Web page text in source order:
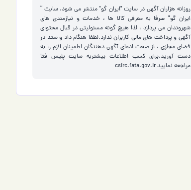
روزانه هزاران آگهی در سایت "ایران گو" منتشر می شود. سایت ”
ایران گو" صرفا به معرفی کالا ها ، خدمات و نیازمندی های
شهروندان می پردازد ، لذا هیچ گونه مسئولیتی در قبال محتوای
آگهی و پرداخت های مالی کاربران ندارد.لطفا هنگام داد و ستد در
فضای مجازی ، از صحت ادعای آگهی دهندگان اطمینان لازم را به
دست آورید.برای کسب اطلاعات بیشتربه سایت پلیس فتا
مراجعه نماییدcsirc.fata.gov.ir